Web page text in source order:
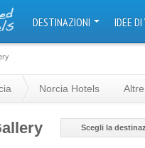
DESTINAZIONI IDEE
Norcia Hotels
Scegli la